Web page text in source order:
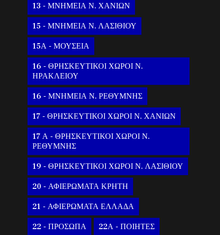
13 - ΜΝΗΜΕΙΑ Ν. ΧΑΝΙΩΝ
15 - ΜΝΗΜΕΙΑ Ν. ΛΑΣΙΘΙΟΥ
15Α - ΜΟΥΣΕΙΑ
16 - ΘΡΗΣΚΕΥΤΙΚΟΙ ΧΩΡΟΙ Ν.
ΗΡΑΚΛΕΙΟΥ
16 - ΜΝΗΜΕΙΑ Ν. ΡΕΘΥΜΝΗΣ
17 - ΘΡΗΣΚΕΥΤΙΚΟΙ ΧΩΡΟΙ Ν. ΧΑΝΙΩΝ
17 Α - ΘΡΗΣΚΕΥΤΙΚΟΙ ΧΩΡΟΙ Ν.
ΡΕΘΥΜΝΗΣ
19 - ΘΡΗΣΚΕΥΤΙΚΟΙ ΧΩΡΟΙ Ν. ΛΑΣΙΘΙΟΥ
20 - ΑΦΙΕΡΩΜΑΤΑ ΚΡΗΤΗ
21 - ΑΦΙΕΡΩΜΑΤΑ ΕΛΛΑΔΑ
22 - ΠΡΟΣΩΠΑ 22Α - ΠΟΙΗΤΕΣ